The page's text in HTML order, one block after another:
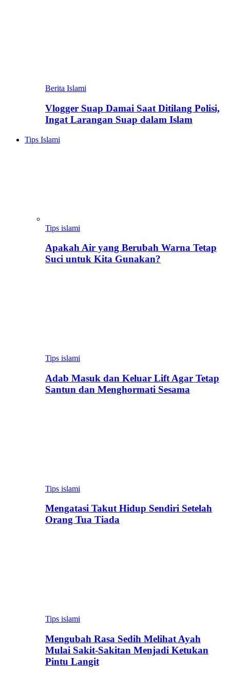
Berita Islami
Vlogger Suap Damai Saat Ditilang Polisi,
Ingat Larangan Suap dalam Islam
Tips Islami
Tips islami
Apakah Air yang Berubah Warna Tetap
Suci untuk Kita Gunakan?
Tips islami
Adab Masuk dan Keluar Lift Agar Tetap
Santun dan Menghormati Sesama
Tips islami
Mengatasi Takut Hidup Sendiri Setelah
Orang Tua Tiada
Tips islami
Mengubah Rasa Sedih Melihat Ayah
Mulai Sakit-Sakitan Menjadi Ketukan
Pintu Langit